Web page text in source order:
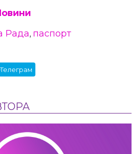
Рада, паспорт
Телеграм